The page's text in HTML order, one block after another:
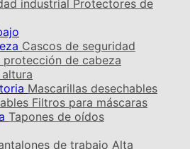
industrial Protectores de
Cascos de seguridad
protección de cabeza
Mascarillas desechables
Filtros para máscaras
Tapones de oídos
de trabajo Alta